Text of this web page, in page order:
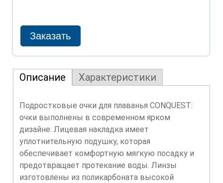
Описание Характеристики
Подростковые очки для плаванья CONQUEST:
очки выполнены в современном ярком
дизайне. Лицевая накладка имеет
уплотнительную подушку, которая
обеспечивает комфортную мягкую посадку и
предотвращает протекание воды. Линзы
изготовлены из поликарбоната высокой